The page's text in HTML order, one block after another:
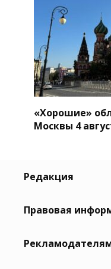
«Хорошие»
Москвы 4
Редакция
Правовая